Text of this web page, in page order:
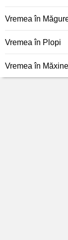
Vremea în
Vremea în Plopi
Vremea în